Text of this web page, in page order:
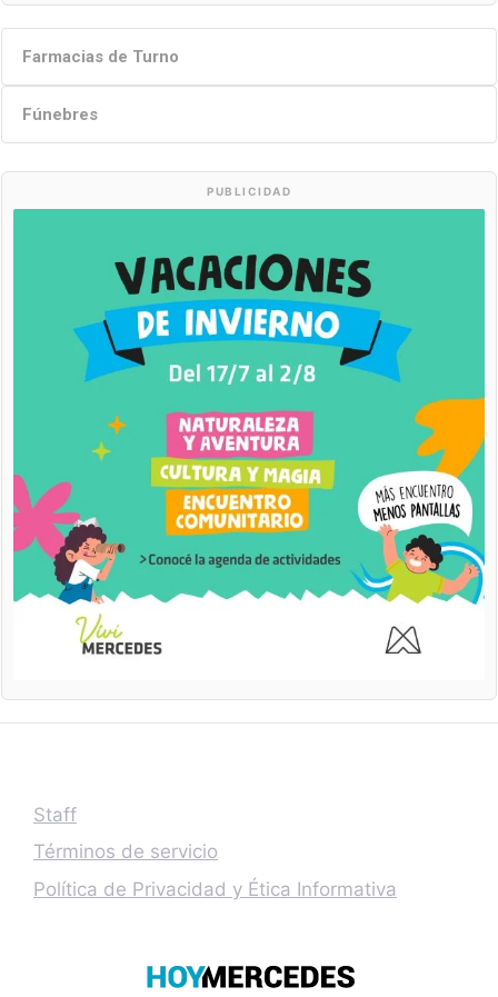
Farmacias de Turno
Fúnebres
PUBLICIDAD
Staff
Términos de servicio
Política de Privacidad y Ética Informativa